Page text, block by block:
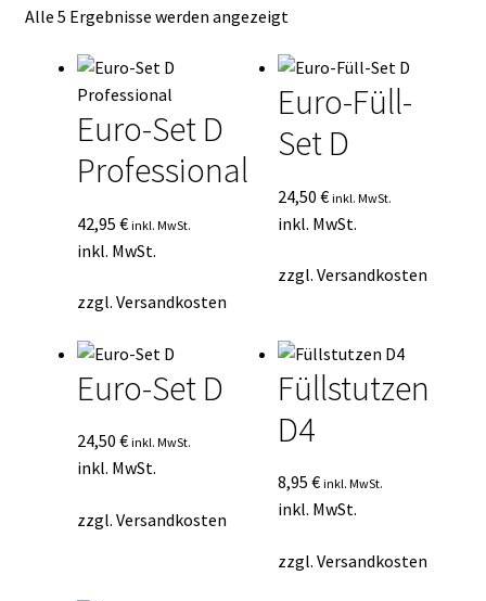
Kasse
Mein Konto
Mein Konto
Warenkorb
Alle 5 Ergebnisse werden angezeigtNach
sortiert
Euro-Set D
Professional
42,95 € inkl. MwSt.
inkl. MwSt.
zzgl. Versandkosten
Euro-Füll-
Set D
24,50€ inkl. MwSt.
inkl. MwSt.
zzgl.Versandkosten
Euro-Set D
24,50 € inkl. MwSt.
inkl. MwSt.
zzgl. Versandkosten
Füllstutzen
D4
8,95€ inkl. MwSt.
inkl. MwSt.
zzgl.Versandkosten